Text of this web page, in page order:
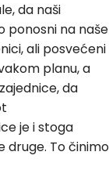
da naši
ponosni na naše
ali posvećeni
planu, a
da
je i stoga
druge. To činimo